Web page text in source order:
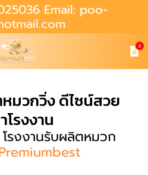
Email: poo-
0
มวกวิ่ง ดีไซน์สวย
โรงงาน
รงงานรับผลิตหมวก